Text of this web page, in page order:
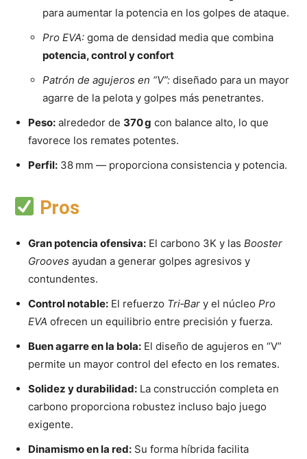
para aumentar la potencia en los golpes de ataque.
Pro EVA: goma de densidad media que combina
potencia, control y confort
Patrón de agujeros en “V”: diseñado para un mayor
agarre de la pelota y golpes más penetrantes.
Peso: alrededor de 370 g con balance alto, lo que
favorece los remates potentes.
Perfil: 38 mm — proporciona consistencia y potencia.
Pros
Gran potencia ofensiva: El carbono 3K y las Booster
Grooves ayudan a generar golpes agresivos y
contundentes.
Control notable: El refuerzo Tri‑Bar y el núcleo Pro
EVA ofrecen un equilibrio entre precisión y fuerza.
Buen agarre en la bola: El diseño de agujeros en “V”
permite un mayor control del efecto en los remates.
Solidez y durabilidad: La construcción completa en
carbono proporciona robustez incluso bajo juego
exigente.
Dinamismo en la red: Su forma híbrida facilita